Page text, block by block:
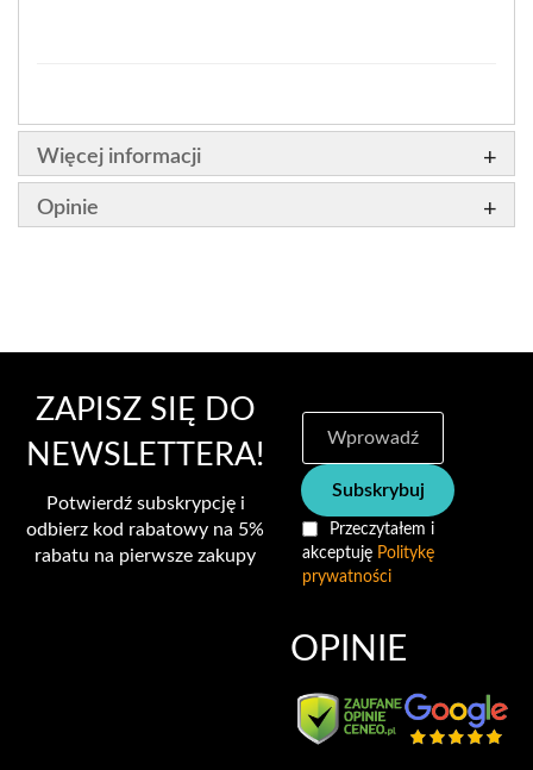
Więcej informacji
Opinie
ZAPISZ SIĘ DO
NEWSLETTERA!
Potwierdź subskrypcję i
odbierz kod rabatowy na 5%
rabatu na pierwsze zakupy
b
s
k
r
b
j
n
s
z
Subskrybuj
Przeczytałem i
akceptuję Politykę
prywatności
OPINIE